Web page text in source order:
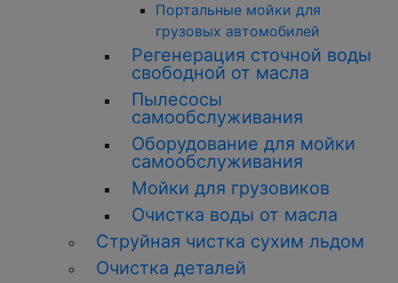
Портальные мойки для
грузовых автомобилей
Регенерация сточной воды
свободной от масла
Пылесосы
самообслуживания
Оборудование для мойки
самообслуживания
Мойки для грузовиков
Очистка воды от масла
Струйная чистка сухим льдом
Очистка деталей